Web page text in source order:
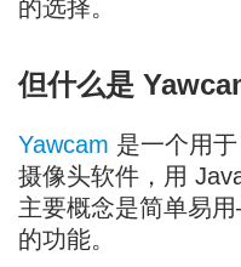
的选择。
但什么是
Yawcam 是一个用
摄像头软件，用
主要概念是简单易
的功能。